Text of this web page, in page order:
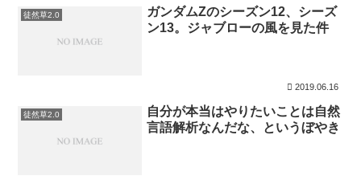
徒然草2.0
ガンダムZのシーズン12、シーズ
ン13。ジャブローの風を見た件
2019.06.16
徒然草2.0
自分が本当はやりたいことは自然
言語解析なんだな、というぼやき